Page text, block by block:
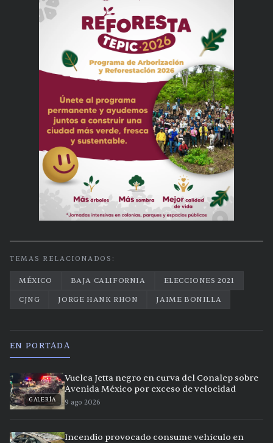
TEMAS RELACIONADOS:
MÉXICO BAJA CALIFORNIA
ELECCIONES 2021
CJNG
JORGE HANK RHON JAIME BONILLA
EN PORTADA
GALERÍA
Vuelca Jetta negro en curva del Conalep sobre
Avenida México por exceso de velocidad
9 ago 2026
Incendio provocado consume vehículo en